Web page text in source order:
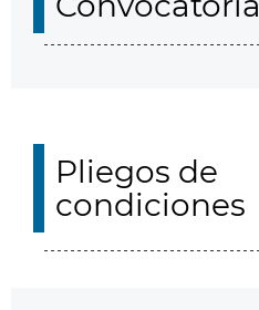
Pliegos de
condiciones